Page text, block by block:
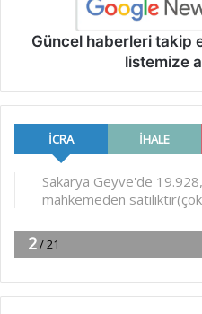
Güncel haberleri takip
listemize